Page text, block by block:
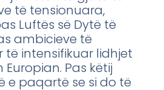
të tensionuara,
Luftës së Dytë të
ambicieve të
të intensifikuar lidhjet
Pas këtij
e paqartë se si do të